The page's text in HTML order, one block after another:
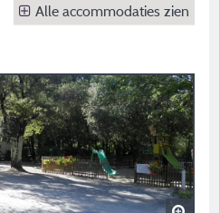
Alle accommodaties zien